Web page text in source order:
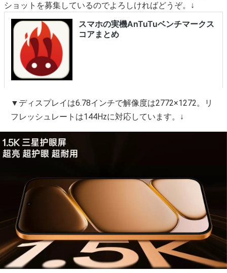
ショットを募集しているのでよろしければどうぞ。↓
▼ディスプレイは6.78インチで解像度は2772×1272。リ
フレッシュレートは144Hzに対応しています。↓